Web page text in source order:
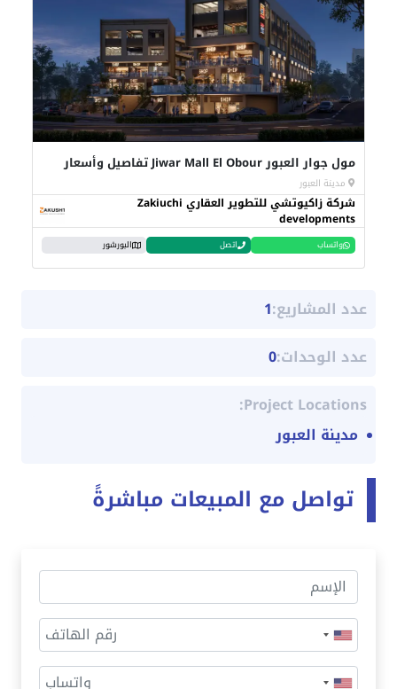
مول جوار العبور Jiwar Mall El Obour تفاصيل وأسعار
مدينة العبور
شركة زاكيوتشي للتطوير العقاري Zakiuchi
developments
واتساب اتصل البورشور
عدد المشاريع:1
عدد الوحدات:0
Project Locations:
مدينة العبور
تواصل مع المبيعات مباشرةً